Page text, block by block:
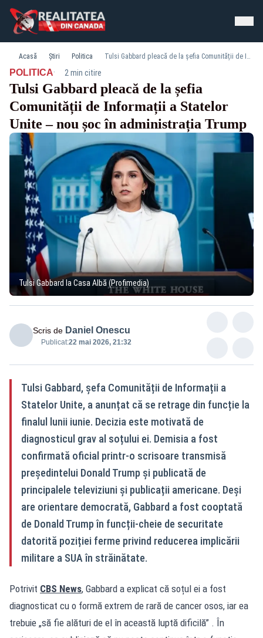
Acasă Știri Politica Tulsi Gabbard pleacă de la șefia Comunității de Informații a Statelor Unite – nou șoc în administrația Trump
POLITICA· 2 min citire
Tulsi Gabbard pleacă de la șefia
Comunității de Informații a Statelor
Unite – nou șoc în administrația Trump
Tulsi Gabbard la Casa Albă (Profimedia)
Scris de Daniel Onescu
Publicat:22 mai 2026, 21:32
Tulsi Gabbard, șefa Comunității de Informații a
Statelor Unite, a anunțat că se retrage din funcție la
finalul lunii iunie. Decizia este motivată de
diagnosticul grav al soțului ei. Demisia a fost
confirmată oficial printr-o scrisoare transmisă
președintelui Donald Trump și publicată de
principalele televiziuni și publicații americane. Deși
are orientare democrată, Gabbard a fost cooptată
de Donald Trump în funcții‑cheie de securitate
datorită poziției ferme privind reducerea implicării
militare a SUA în străinătate.
Potrivit CBS News, Gabbard a explicat că soțul ei a fost
diagnosticat cu o formă extrem de rară de cancer osos, iar ea
trebuie „să fie alături de el în această luptă dificilă” . În